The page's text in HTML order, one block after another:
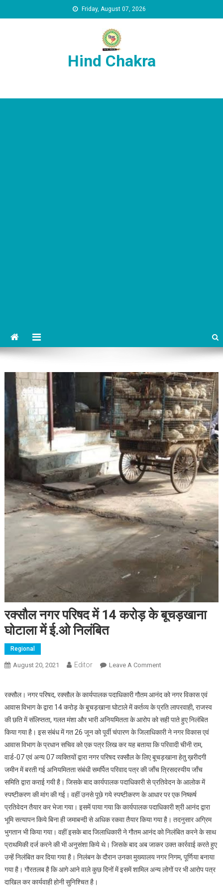
Friday, August 07, 2026
Hind Chakra
रक्सौल नगर परिषद में 14 करोड़ के बूचड़खाना
घोटाला में ई.ओ निलंबित
Regional
August 20, 2021 Editor Leave A CommentOn रक्सौल नगर परिषद में
रक्सौल। नगर परिषद, रक्सौल के कार्यपालक पदाधिकारी गौतम आनंद को नगर विकास एवं
आवास विभाग के द्वारा 14 करोड़ के बूचड़खाना घोटाले में कर्तव्य के प्रति लापरवाही, राजस्व
की छति में संलिप्तता, गलत मंशा और भारी अनियमितता के आरोप को सही पाते हुए निलंबित
किया गया है। इस संबंध में गत 26 जून को पूर्वी चंपारण के जिलाधिकारी ने नगर विकास एवं
आवास विभाग के प्रधान सचिव को एक पत्र लिख कर यह बताया कि परिवादी चीनी राम,
वार्ड-07 एवं अन्य 07 व्यक्तियों द्वारा नगर परिषद रक्सौल के लिए बूचड़खाना हेतु ख़रीदगी
जमीन में बरती गई अनियमितता संबंधी समर्पित परिवाद पत्र की जाँच त्रिसदस्यीय जाँच
समिति द्वारा कराई गयी है। जिसके बाद कार्यपालक पदाधिकारी से प्रतिवेदन के आलोक में
स्पष्टीकरण की मांग की गई। वहीं उनसे पूछे गये स्पष्टीकरण के आधार पर एक निष्कर्ष
प्रतिवेदन तैयार कर भेजा गया। इसमें पाया गया कि कार्यपालक पदाधिकारी श्री आनंद द्वारा
भूमि सत्यापन किये बिना ही जमाबन्दी से अधिक रकवा तैयार किया गया है। तदनुसार अग्रिम
भुगतान भी किया गया। वहीं इसके बाद जिलाधिकारी ने गौतम आनंद को निलंबित करने के साथ
प्राथमिकी दर्ज करने की भी अनुसंशा किये थे। जिसके बाद अब जाकर उक्त कार्रवाई करते हुए
उन्हें निलंबित कर दिया गया है। निलंबन के दौरान उनका मुख्यालय नगर निगम, पूर्णिया बनाया
गया है। गौरतलब है कि आगे आने वाले कुछ दिनों में इसमें शामिल अन्य लोगों पर भी आरोप पत्र
दाखिल कर कार्यवाही होनी सुनिश्चित है।